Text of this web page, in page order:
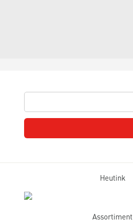
Heutink
Assortiment